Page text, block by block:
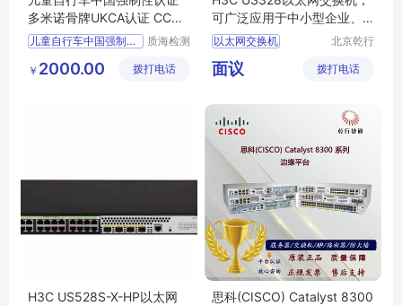
多米诺骨牌UKCA认证 CCC
认证机构 质海
儿童自行车中国强制性认证
中国强制性认证
质海检测
圳)有限
￥ 2000.00 拨打电话
可广泛应用于中小型企业、
学校、酒店
以太网交换机
小贝优选
安全策略
北京乾行
有限公司
面议 拨打电话
H3C US528S-X-HP以太网
思科(CISCO) Catalyst 8300